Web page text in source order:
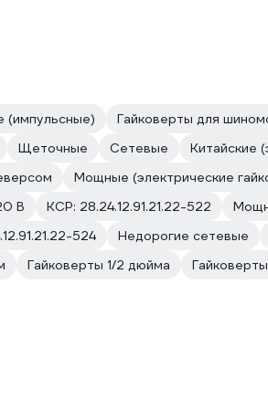
(импульсные)
Гайковерты для
Щеточные Сетевые
Китайские
Мощные (электрические
В КСР: 28.24.12.91.21.22-522
524
Недорогие сетевые
Гайковерты 1/2 дюйма